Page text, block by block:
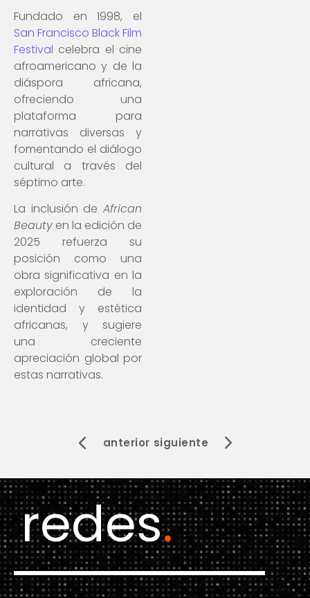
Fundado en 1998, el
San Francisco Black Film
Festival celebra el cine
afroamericano y de la
diáspora africana,
ofreciendo una
plataforma para
narrativas diversas y
fomentando el diálogo
cultural a través del
séptimo arte.
La inclusión de African
Beauty en la edición de
2025 refuerza su
posición como una
obra significativa en la
exploración de la
identidad y estética
africanas, y sugiere
una creciente
apreciación global por
estas narrativas.
anterior siguiente
redes.